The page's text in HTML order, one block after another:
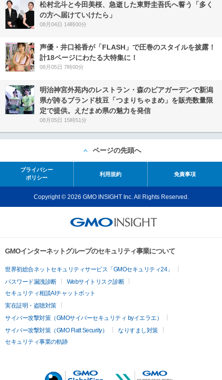
松村北斗と今田美桜、急逝した東野圭吾氏へ誓う「多く
の方へ届けていけたら」
08月04日 14時00分
声優・井口裕香が「FLASH」で圧巻のスタイルを披露！
計18ページにわたる大特集に！
08月05日 7時00分
明治神宮外苑内のレストラン・森のビアガーデンで新潟
県が誇るブランド枝豆「つまりちゃまめ」を販売数量限
定で提供。えだまめ県の魅力を発信
08月05日 15時51分
ページの先頭へ
プライバシー
ポリシー
利用規約 免責事項
Copyright © 2026 GMO INSIGHT Inc. All Rights Reserved.
GMOインターネットグループのセキュリティ事業について
世界初総合ネットセキュリティサービス「GMOセキュリティ24」
パスワード漏洩診断
Webサイトリスク診断
セキュリティ相談AIチャットボット
実在証明・盗聴対策
サイバー攻撃対策（GMOサイバーセキュリティ byイエラエ）
サイバー攻撃対策（GMO Flatt Security）
なりすまし対策
セキュリティ事業の軌跡